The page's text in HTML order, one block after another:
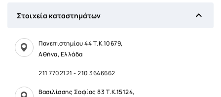
Στοιχεία καταστημάτων 
Πανεπιστημίου 44 Τ.Κ.10679,
Αθήνα, Ελλάδα
211 7702121 -210 3646662
Βασιλίσσης Σοφίας 83 Τ.Κ.15124,